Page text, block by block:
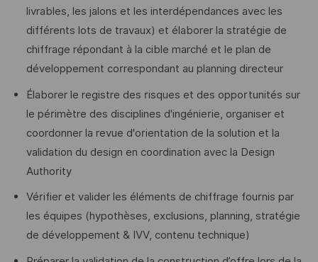
livrables, les jalons et les interdépendances avec les
différents lots de travaux) et élaborer la stratégie de
chiffrage répondant à la cible marché et le plan de
développement correspondant au planning directeur
Élaborer le registre des risques et des opportunités sur
le périmètre des disciplines d'ingénierie, organiser et
coordonner la revue d'orientation de la solution et la
validation du design en coordination avec la Design
Authority
Vérifier et valider les éléments de chiffrage fournis par
les équipes (hypothèses, exclusions, planning, stratégie
de développement & IVV, contenu technique)